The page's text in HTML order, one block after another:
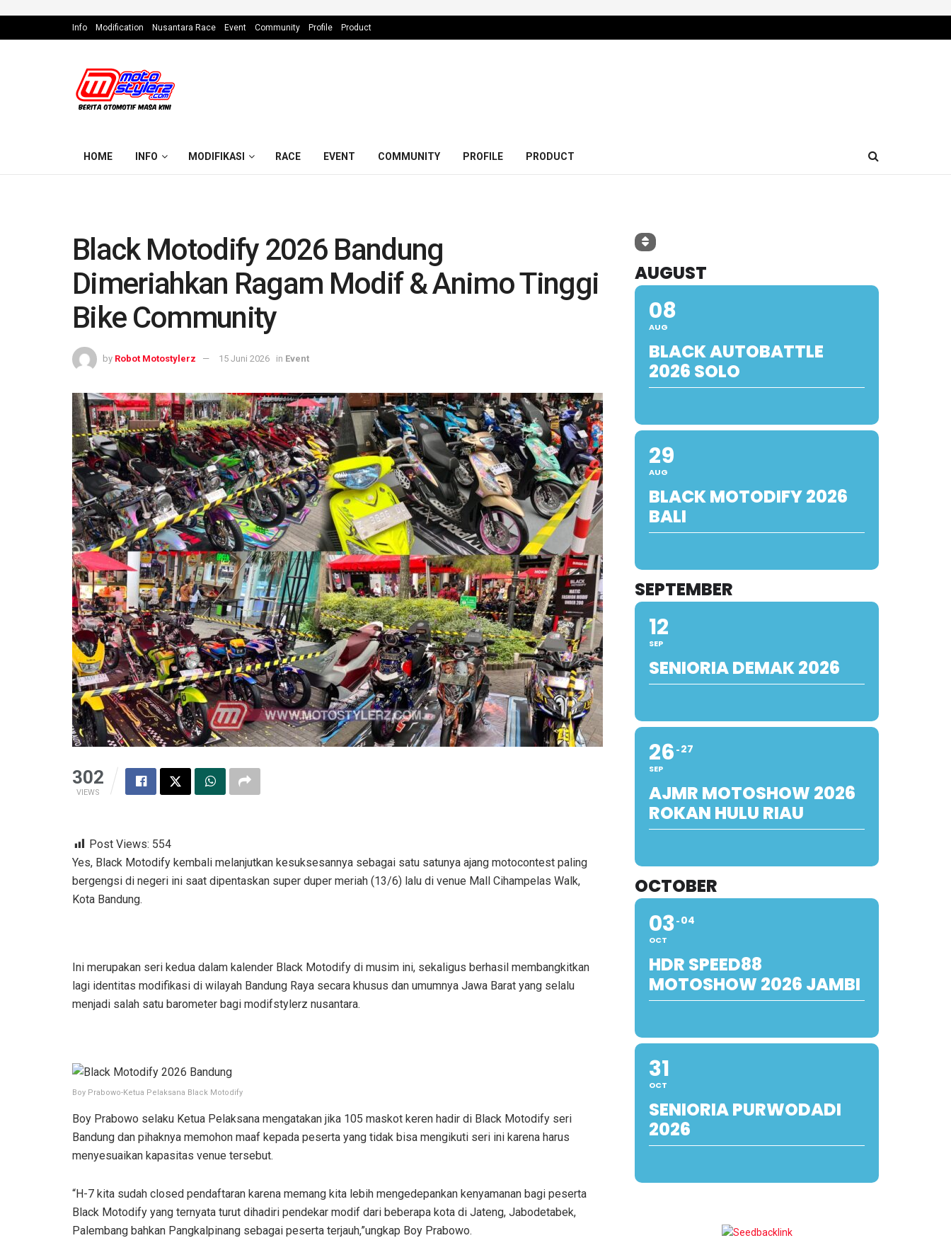
Info Modification Nusantara Race Event Community Profile Product
HOME INFO MODIFIKASI RACE EVENT COMMUNITY PROFILE PRODUCT
Black Motodify 2026 Bandung
Dimeriahkan Ragam Modif & Animo Tinggi
Bike Community
by Robot Motostylerz 15 Juni 2026 in Event
302
VIEWS
Post Views: 554
Yes, Black Motodify kembali melanjutkan kesuksesannya sebagai satu satunya ajang motocontest paling
bergengsi di negeri ini saat dipentaskan super duper meriah (13/6) lalu di venue Mall Cihampelas Walk,
Kota Bandung.
Ini merupakan seri kedua dalam kalender Black Motodify di musim ini, sekaligus berhasil membangkitkan
lagi identitas modifikasi di wilayah Bandung Raya secara khusus dan umumnya Jawa Barat yang selalu
menjadi salah satu barometer bagi modifstylerz nusantara.
Boy Prabowo-Ketua Pelaksana Black Motodify
Boy Prabowo selaku Ketua Pelaksana mengatakan jika 105 maskot keren hadir di Black Motodify seri
Bandung dan pihaknya memohon maaf kepada peserta yang tidak bisa mengikuti seri ini karena harus
menyesuaikan kapasitas venue tersebut.
“H-7 kita sudah closed pendaftaran karena memang kita lebih mengedepankan kenyamanan bagi peserta
Black Motodify yang ternyata turut dihadiri pendekar modif dari beberapa kota di Jateng, Jabodetabek,
Palembang bahkan Pangkalpinang sebagai peserta terjauh,”ungkap Boy Prabowo.
AUGUST
08
AUG
BLACK AUTOBATTLE
2026 SOLO
29
AUG
BLACK MOTODIFY 2026
BALI
SEPTEMBER
12
SEP
SENIORIA DEMAK 2026
26
SEP
27
AJMR MOTOSHOW 2026
ROKAN HULU RIAU
OCTOBER
03
OCT
04
HDR SPEED88
MOTOSHOW 2026 JAMBI
31
OCT
SENIORIA PURWODADI
2026